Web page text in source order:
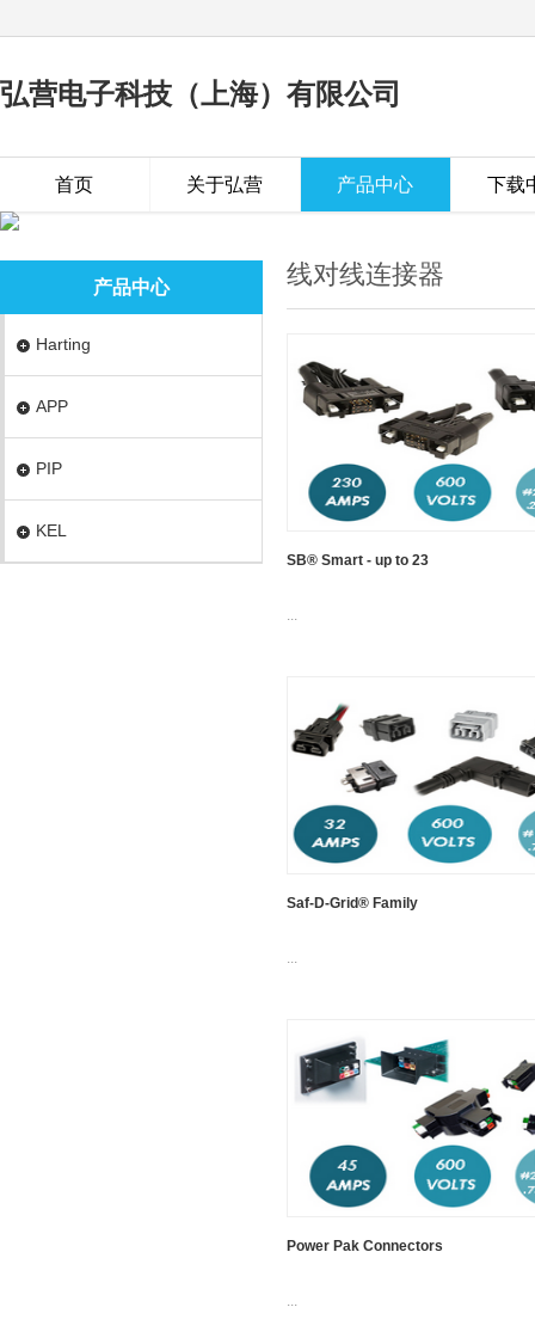
弘营电子科技（上海）有限公司
首页 关于弘营 产品中心 下载
产品中心
Harting
APP
PIP
KEL
线对线连接器
SB® Smart - up to 23
...
Saf-D-Grid® Family
...
Power Pak Connectors
...